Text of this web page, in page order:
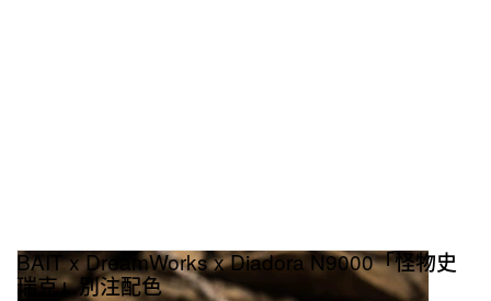
BAIT x DreamWorks x Diadora N9000「怪物史
瑞克」別注配色